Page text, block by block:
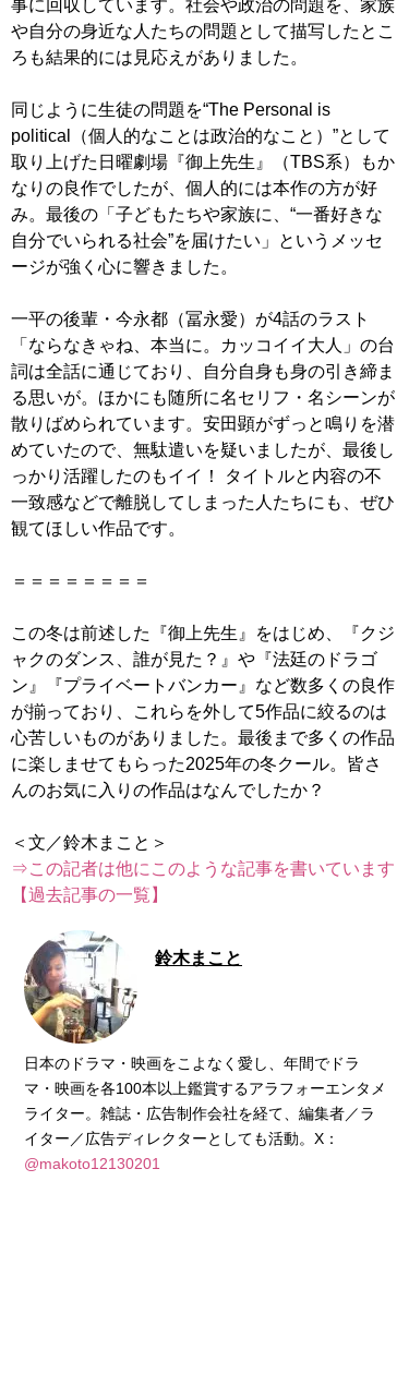
事に回収しています。社会や政治の問題を、家族
や自分の身近な人たちの問題として描写したとこ
ろも結果的には見応えがありました。
同じように生徒の問題を“The Personal is
political（個人的なことは政治的なこと）”として
取り上げた日曜劇場『御上先生』（TBS系）もか
なりの良作でしたが、個人的には本作の方が好
み。最後の「子どもたちや家族に、“一番好きな
自分でいられる社会”を届けたい」というメッセ
ージが強く心に響きました。
一平の後輩・今永都（冨永愛）が4話のラスト
「ならなきゃね、本当に。カッコイイ大人」の台
詞は全話に通じており、自分自身も身の引き締ま
る思いが。ほかにも随所に名セリフ・名シーンが
散りばめられています。安田顕がずっと鳴りを潜
めていたので、無駄遣いを疑いましたが、最後し
っかり活躍したのもイイ！ タイトルと内容の不
一致感などで離脱してしまった人たちにも、ぜひ
観てほしい作品です。
＝＝＝＝＝＝＝＝
この冬は前述した『御上先生』をはじめ、『クジ
ャクのダンス、誰が見た？』や『法廷のドラゴ
ン』『プライベートバンカー』など数多くの良作
が揃っており、これらを外して5作品に絞るのは
心苦しいものがありました。最後まで多くの作品
に楽しませてもらった2025年の冬クール。皆さ
んのお気に入りの作品はなんでしたか？
⇒この記者は他にこのような記事を書いています
【過去記事の一覧】
鈴木まこと
日本のドラマ・映画をこよなく愛し、年間でドラ
マ・映画を各100本以上鑑賞するアラフォーエンタメ
ライター。雑誌・広告制作会社を経て、編集者／ラ
イター／広告ディレクターとしても活動。X：
@makoto12130201